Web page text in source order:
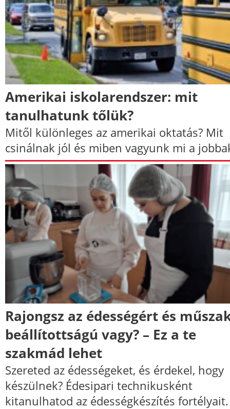
Amerikai iskolarendszer: mit
tanulhatunk tőlük?
Mitől különleges az amerikai oktatás? Mit
csinálnak jól és miben vagyunk mi a
Rajongsz az édességért és
beállítottságú vagy? – Ez a te
szakmád lehet
Szereted az édességeket, és érdekel, hogy
készülnek? Édesipari technikusként
kitanulhatod az édességkészítés fortélyait.